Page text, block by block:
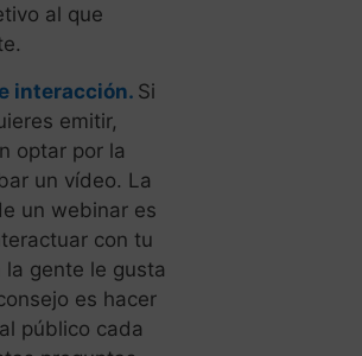
al que
interacción. Si
emitir,
optar por la
un vídeo. La
un webinar es
con tu
la gente le gusta
es hacer
público cada